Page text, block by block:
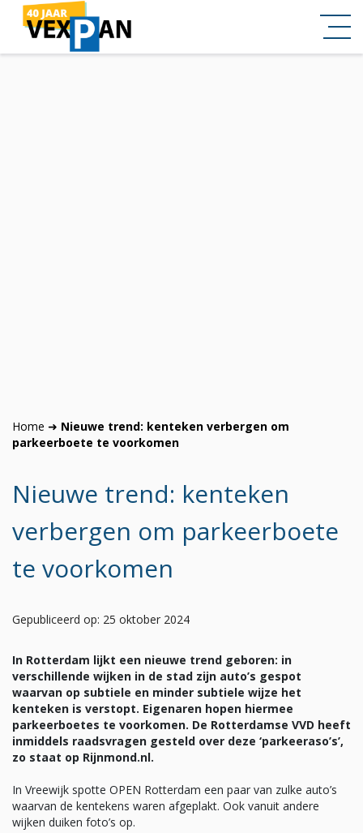
Home ➜ Nieuwe trend: kenteken verbergen om
parkeerboete te voorkomen
Nieuwe trend: kenteken
verbergen om parkeerboete
te voorkomen
Gepubliceerd op: 25 oktober 2024
In Rotterdam lijkt een nieuwe trend geboren: in
verschillende wijken in de stad zijn auto’s gespot
waarvan op subtiele en minder subtiele wijze het
kenteken is verstopt. Eigenaren hopen hiermee
parkeerboetes te voorkomen. De Rotterdamse VVD heeft
inmiddels raadsvragen gesteld over deze ‘parkeeraso’s’,
zo staat op Rijnmond.nl.
In Vreewijk spotte OPEN Rotterdam een paar van zulke auto’s
waarvan de kentekens waren afgeplakt. Ook vanuit andere
wijken duiken foto’s op.